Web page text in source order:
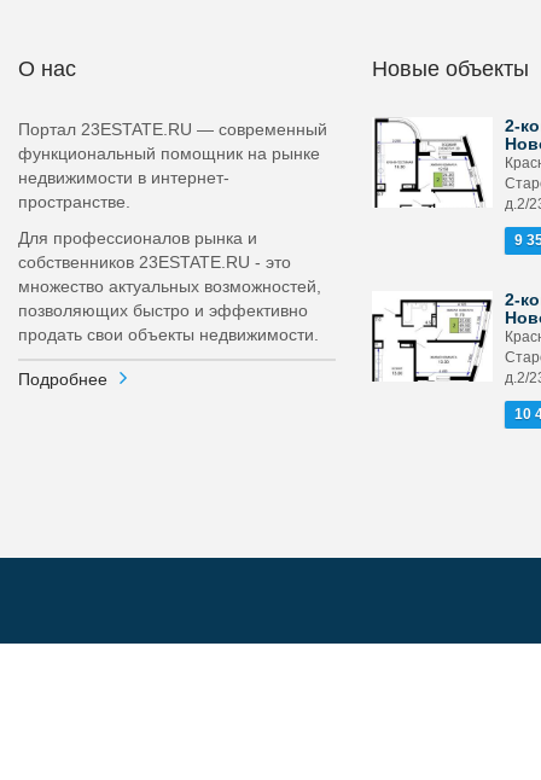
О нас
Портал 23ESTATE.RU — современный
функциональный помощник на рынке
недвижимости в интернет-
пространстве.
Для профессионалов рынка и
собственников 23ESTATE.RU - это
множество актуальных возможностей,
позволяющих быстро и эффективно
продать свои объекты недвижимости.
Подробнее
Новые объекты
2-
д.2/
9
2-
д.2/
10